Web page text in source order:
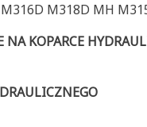
M318D MH
KOPARCE